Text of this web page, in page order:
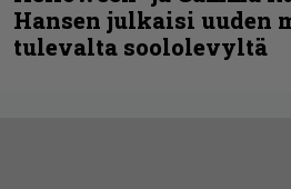
Hansen julkaisi uuden
tulevalta soololevyltä